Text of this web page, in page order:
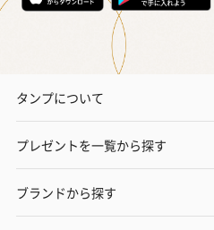
タンプについて
プレゼントを一覧から探す
ブランドから探す